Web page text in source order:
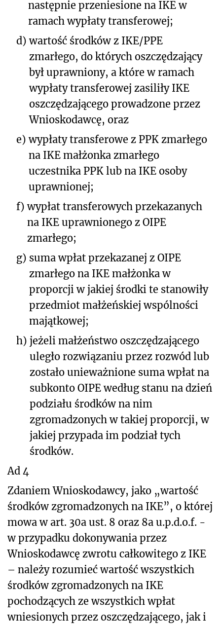
następnie przeniesione na IKE w
ramach wypłaty transferowej;
d) wartość środków z IKE/PPE
zmarłego, do których oszczędzający
był uprawniony, a które w ramach
wypłaty transferowej zasiliły IKE
oszczędzającego prowadzone przez
Wnioskodawcę, oraz
e) wypłaty transferowe z PPK zmarłego
na IKE małżonka zmarłego
uczestnika PPK lub na IKE osoby
uprawnionej;
f) wypłat transferowych przekazanych
na IKE uprawnionego z OIPE
zmarłego;
g) suma wpłat przekazanej z OIPE
zmarłego na IKE małżonka w
proporcji w jakiej środki te stanowiły
przedmiot małżeńskiej wspólności
majątkowej;
h) jeżeli małżeństwo oszczędzającego
uległo rozwiązaniu przez rozwód lub
zostało unieważnione suma wpłat na
subkonto OIPE według stanu na dzień
podziału środków na nim
zgromadzonych w takiej proporcji, w
jakiej przypada im podział tych
środków.
Ad 4
Zdaniem Wnioskodawcy, jako „wartość
środków zgromadzonych na IKE”, o której
mowa w art. 30a ust. 8 oraz 8a u.p.d.o.f. -
w przypadku dokonywania przez
Wnioskodawcę zwrotu całkowitego z IKE
– należy rozumieć wartość wszystkich
środków zgromadzonych na IKE
pochodzących ze wszystkich wpłat
wniesionych przez oszczędzającego, jak i